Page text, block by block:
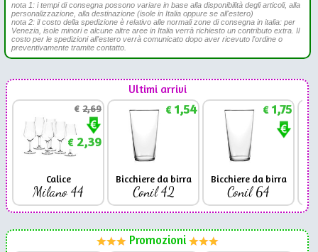
nota 1: i tempi di consegna possono variare in base alla disponibilità degli articoli, alla
personalizzazione, alla destinazione (isole in Italia oppure se all'estero)
nota 2: il costo della spedizione è relativo alle normali zone di consegna in italia: per
Venezia, isole minori e alcune altre aree in Italia verrà richiesto un contributo extra. Il
costo per le spedizioni all'estero verrà comunicato dopo aver ricevuto l'ordine o
preventivamente tramite contatto.
Ultimi arrivi
€2,69
€2,39
Calice
Milano 44
€1,54
Bicchiere da birra
Conil 42
€1,75
Bicchiere da birra
Conil 64
Promozioni